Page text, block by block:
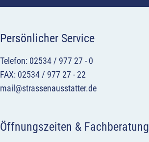
Persönlicher Service
Telefon: 02534 / 977 27 - 0
FAX: 02534 / 977 27 - 22
mail@strassenausstatter.de
Öffnungszeiten & Fachberatung